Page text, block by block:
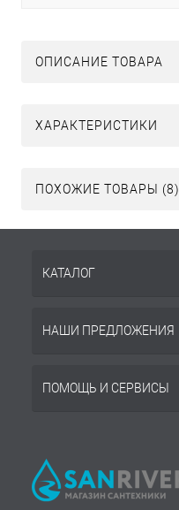
ОПИСАНИЕ ТОВАРА
ХАРАКТЕРИСТИКИ
ПОХОЖИЕ ТОВАРЫ (8)
КАТАЛОГ
НАШИ ПРЕДЛОЖЕНИЯ
ПОМОЩЬ И СЕРВИСЫ